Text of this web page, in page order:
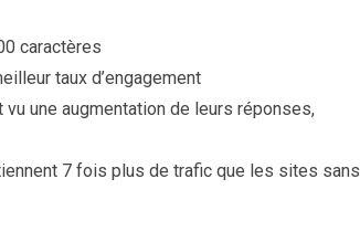
caractères
taux d’engagement
une augmentation de leurs réponses,
7 fois plus de trafic que les sites sans